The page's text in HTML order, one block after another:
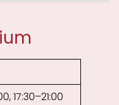
17:30–21:00